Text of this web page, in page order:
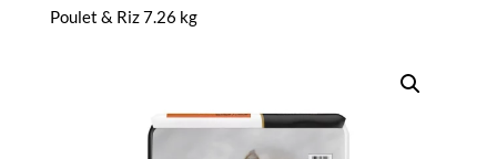
Poulet & Riz 7.26 kg